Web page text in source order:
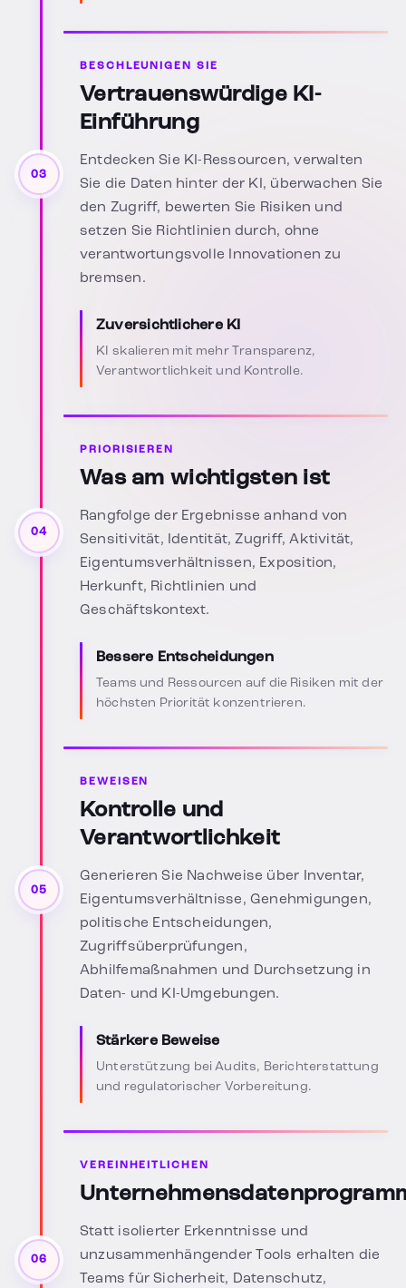
03
BESCHLEUNIGEN SIE
Vertrauenswürdige KI-
Einführung
Entdecken Sie KI-Ressourcen, verwalten
Sie die Daten hinter der KI, überwachen Sie
den Zugriff, bewerten Sie Risiken und
setzen Sie Richtlinien durch, ohne
verantwortungsvolle Innovationen zu
bremsen.
Zuversichtlichere KI
KI skalieren mit mehr Transparenz,
Verantwortlichkeit und Kontrolle.
04
PRIORISIEREN
Was am wichtigsten ist
Rangfolge der Ergebnisse anhand von
Sensitivität, Identität, Zugriff, Aktivität,
Eigentumsverhältnissen, Exposition,
Herkunft, Richtlinien und
Geschäftskontext.
Bessere Entscheidungen
Teams und Ressourcen auf die Risiken mit der
höchsten Priorität konzentrieren.
05
BEWEISEN
Kontrolle und
Verantwortlichkeit
Generieren Sie Nachweise über Inventar,
Eigentumsverhältnisse, Genehmigungen,
politische Entscheidungen,
Zugriffsüberprüfungen,
Abhilfemaßnahmen und Durchsetzung in
Daten- und KI-Umgebungen.
Stärkere Beweise
Unterstützung bei Audits, Berichterstattung
und regulatorischer Vorbereitung.
06
VEREINHEITLICHEN
Statt isolierter Erkenntnisse und
unzusammenhängender Tools erhalten die
Teams für Sicherheit, Datenschutz,